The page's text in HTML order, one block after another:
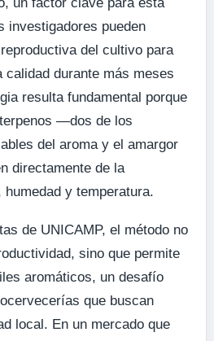
investigadores pueden
del cultivo para
calidad durante más meses
resulta fundamental porque
—dos de los
del aroma y el amargor
directamente de la
y temperatura.
de UNICAMP, el método no
sino que permite
aromáticos, un desafío
que buscan
local. En un mercado que